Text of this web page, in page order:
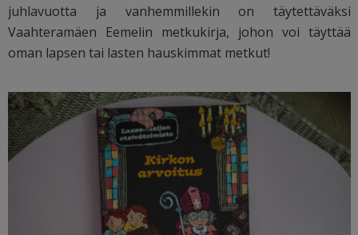
juhlavuotta ja vanhemmillekin on täytettäväksi
Vaahteramäen Eemelin metkukirja, johon voi täyttää
oman lapsen tai lasten hauskimmat metkut!